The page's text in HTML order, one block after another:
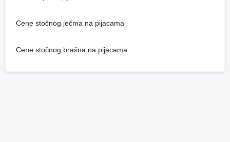
Cene stočnog ječma na pijacama
Cene stočnog brašna na pijacama